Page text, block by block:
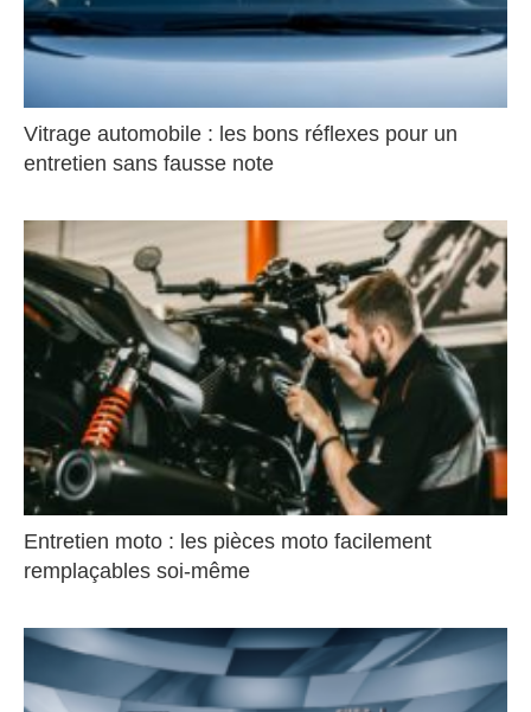
Vitrage automobile : les bons réflexes pour un
entretien sans fausse note
Entretien moto : les pièces moto facilement
remplaçables soi-même